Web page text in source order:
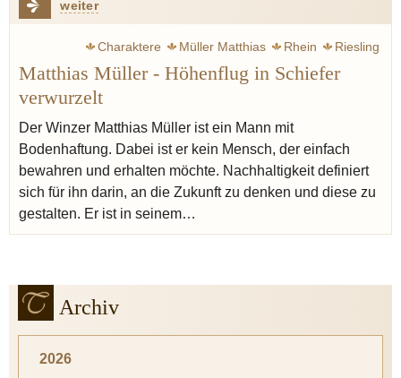
weiter
Charaktere Müller Matthias Rhein
Riesling
Mittelrhein
Matthias Müller - Höhenflug in Schiefer
verwurzelt
Der Winzer Matthias Müller ist ein Mann mit
Bodenhaftung. Dabei ist er kein Mensch, der einfach
bewahren und erhalten möchte. Nachhaltigkeit definiert
sich für ihn darin, an die Zukunft zu denken und diese zu
gestalten. Er ist in seinem…
Archiv
2026